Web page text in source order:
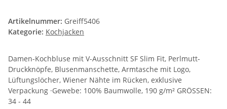
Artikelnummer: Greiff5406
Kategorie: Kochjacken
Damen-Kochbluse mit V-Ausschnitt SF Slim Fit, Perlmutt-
Druckknöpfe, Blusenmanschette, Armtasche mit Logo,
Lüftungslöcher, Wiener Nähte im Rücken, exklusive
Verpackung ·Gewebe: 100% Baumwolle, 190 g/m² GRÖSSEN:
34 - 44